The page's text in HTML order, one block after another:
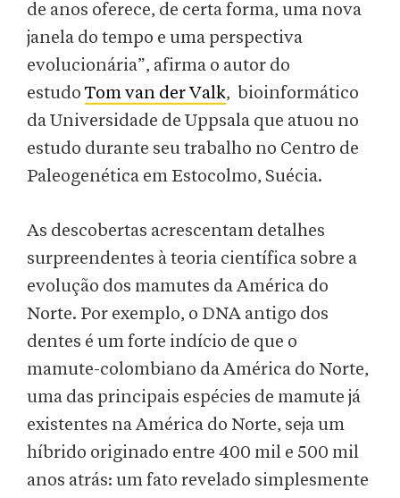
de anos oferece, de certa forma, uma nova
janela do tempo e uma perspectiva
evolucionária”, afirma o autor do
estudo Tom van der Valk, bioinformático
da Universidade de Uppsala que atuou no
estudo durante seu trabalho no Centro de
Paleogenética em Estocolmo, Suécia.
As descobertas acrescentam detalhes
surpreendentes à teoria científica sobre a
evolução dos mamutes da América do
Norte. Por exemplo, o DNA antigo dos
dentes é um forte indício de que o
mamute-colombiano da América do Norte,
uma das principais espécies de mamute já
existentes na América do Norte, seja um
híbrido originado entre 400 mil e 500 mil
anos atrás: um fato revelado simplesmente